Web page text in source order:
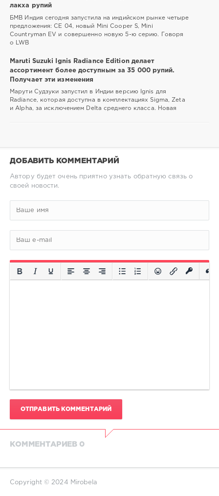
лакха рупий
БМВ Индия сегодня запустила на индийском рынке четыре
предложения: CE 04, новый Mini Cooper S, Mini
Countryman EV и совершенно новую 5-ю серию. Говоря
о LWB
Maruti Suzuki Ignis Radiance Edition делает
ассортимент более доступным за 35 000 рупий.
Получает эти изменения
Марути Судзуки запустил в Индии версию Ignis для
Radiance, которая доступна в комплектациях Sigma, Zeta
и Alpha, за исключением Delta среднего класса. Новая
ДОБАВИТЬ КОММЕНТАРИЙ
Автору будет очень приятно узнать обратную связь о
своей новости.
ОТПРАВИТЬ КОММЕНТАРИЙ
КОММЕНТАРИЕВ 0
Copyright © 2024 Mirobela